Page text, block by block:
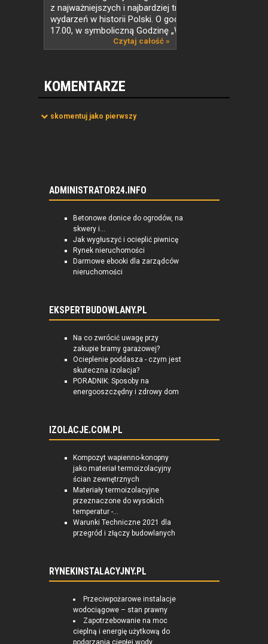
z najważniejszych i najbardziej tragicznych
wydarzeń w historii Polski. O godzinie
17.00, w symboliczną Godzinę „W”, w...
Czytaj całość »
KOMENTARZE
skomentuj jako pierwszy
ADMINISTRATOR24.INFO
Betonowe donice do ogrodów, na
skwery i...
Jak wygłuszyć i ocieplić piwnicę
Rynek nieruchomości
Darmowe ebooki dla zarządców
nieruchomości
EKSPERTBUDOWLANY.PL
Na co zwrócić uwagę przy
zakupie bramy garażowej?
Ocieplenie poddasza - czym jest
skuteczna izolacja?
PORADNIK: Sposoby na
energooszczędny i zdrowy dom
IZOLACJE.COM.PL
Kompozyt wapienno-konopny
jako materiał termoizolacyjny
ścian zewnętrznych
Materiały termoizolacyjne
przeznaczone do wysokich
temperatur -...
Warunki Techniczne 2021 dla
przegród i złączy budowlanych
RYNEKINSTALACYJNY.PL
Przeciwpożarowe instalacje
wodociągowe – stan prawny
Zapotrzebowanie na moc
cieplną i energię użytkową do
podgrzania ciepłej wody